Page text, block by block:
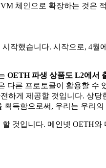
체인으로 확장하는 것은
작했습니다. 시작으로, 4
OETH 파생 상품도 L2에서
른 프로토콜이 활용할 수
하게 제공할 것입니다. 상
득함으로써, 우리는 우리
할 것입니다. 메인넷 OETH